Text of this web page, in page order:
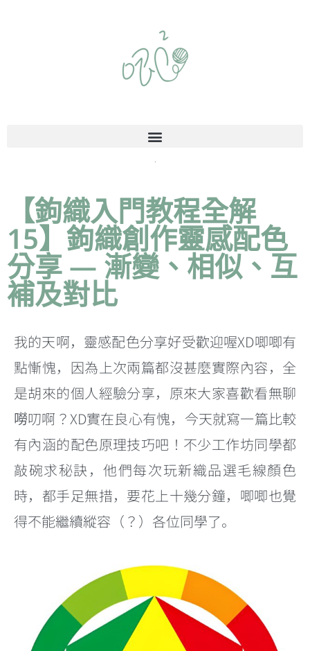
【鉤織入門教程全解
15】鉤織創作靈感配色
分享 — 漸變、相似、互
補及對比
我的天啊，靈感配色分享好受歡迎喔XD唧唧有
點慚愧，因為上次兩篇都沒甚麼實際內容，全
是胡來的個人經驗分享，原來大家喜歡看無聊
嘮叨啊？XD實在良心有愧，今天就寫一篇比較
有內涵的配色原理技巧吧！不少工作坊同學都
敲碗求秘訣，他們每次玩新織品選毛線顏色
時，都手足無措，要花上十幾分鐘，唧唧也覺
得不能繼續縱容（？）各位同學了。